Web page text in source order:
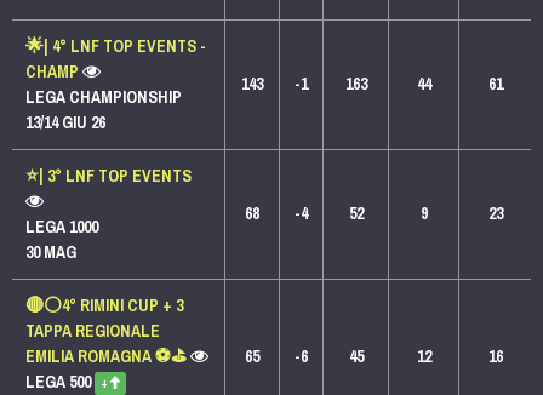
🌟| 4° LNF TOP EVENTS -
CHAMP
LEGA CHAMPIONSHIP
13/14 GIU 26
143 -1 163 44 61
⭐️| 3° LNF TOP EVENTS
LEGA 1000
30 MAG
68 -4 52 9 23
🔴⚪️4° RIMINI CUP + 3
TAPPA REGIONALE
EMILIA ROMAGNA ⚽️⛳️
LEGA 500 +
65 -6 45 12 16